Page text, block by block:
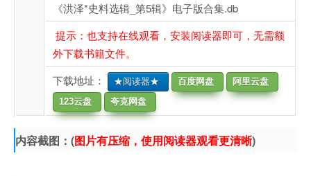
《洪泽*史料选辑_第5辑》电子版合集.db
提示：也支持在线观看，安装阅读器即可，无需额
外下载书籍文件。
下载地址：
★阅读器★ 百度网盘
阿里云盘
123云盘
夸克网盘
内容截图：(图片有压缩，使用阅读器观看更清晰)